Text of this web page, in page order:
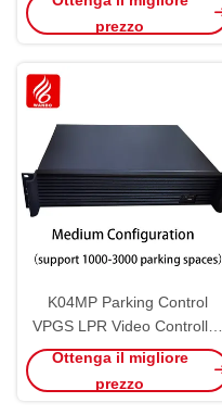
prezzo
K04MP Parking Control
VPGS LPR Video Controller
centralizzato Software di
Ottenga il migliore
prezzo